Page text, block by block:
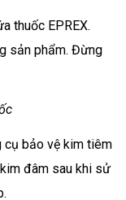
thuốc EPREX.
sản phẩm. Đừng
cụ bảo vệ kim tiêm
đâm sau khi sử